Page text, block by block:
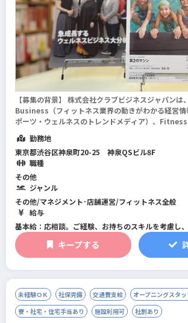
【募集の背景】 株式会社クラブビジネスジャパン
Business（フィットネス業界の動きがわかる経営
ポーツ・ウェルネスのトレンドメディア）、
イテムの総合...
勤務地
東京都渋谷区神泉町20-25 神泉QSビル8F
職種
その他
ジャンル
その他/マネジメント･店舗運営/フィットネス全般
給与
基本給：応相談。ご経験、お持ちのスキルを考慮し
す。
賞与：年2回（5月、12月）。5月は決算賞与がプラス
す。
定期給与改定：年1回
※試用期間6ヶ月間あり。
※試用期間中は、契約社員として在籍していただき
キープする
未経験ＯＫ 社保完備 交通費支給
オープニングスタッ
寮・社宅・住宅手当あり
施設利用可 社割あり